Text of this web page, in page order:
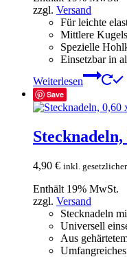
zzgl. Versand
Für leichte
Mittlere
Spezielle
Einsetzbar in
Weiterlesen
Save
4,90 € inkl.
Enthält 19% MwSt.
zzgl. Versand
Stecknadeln
Universell
Aus